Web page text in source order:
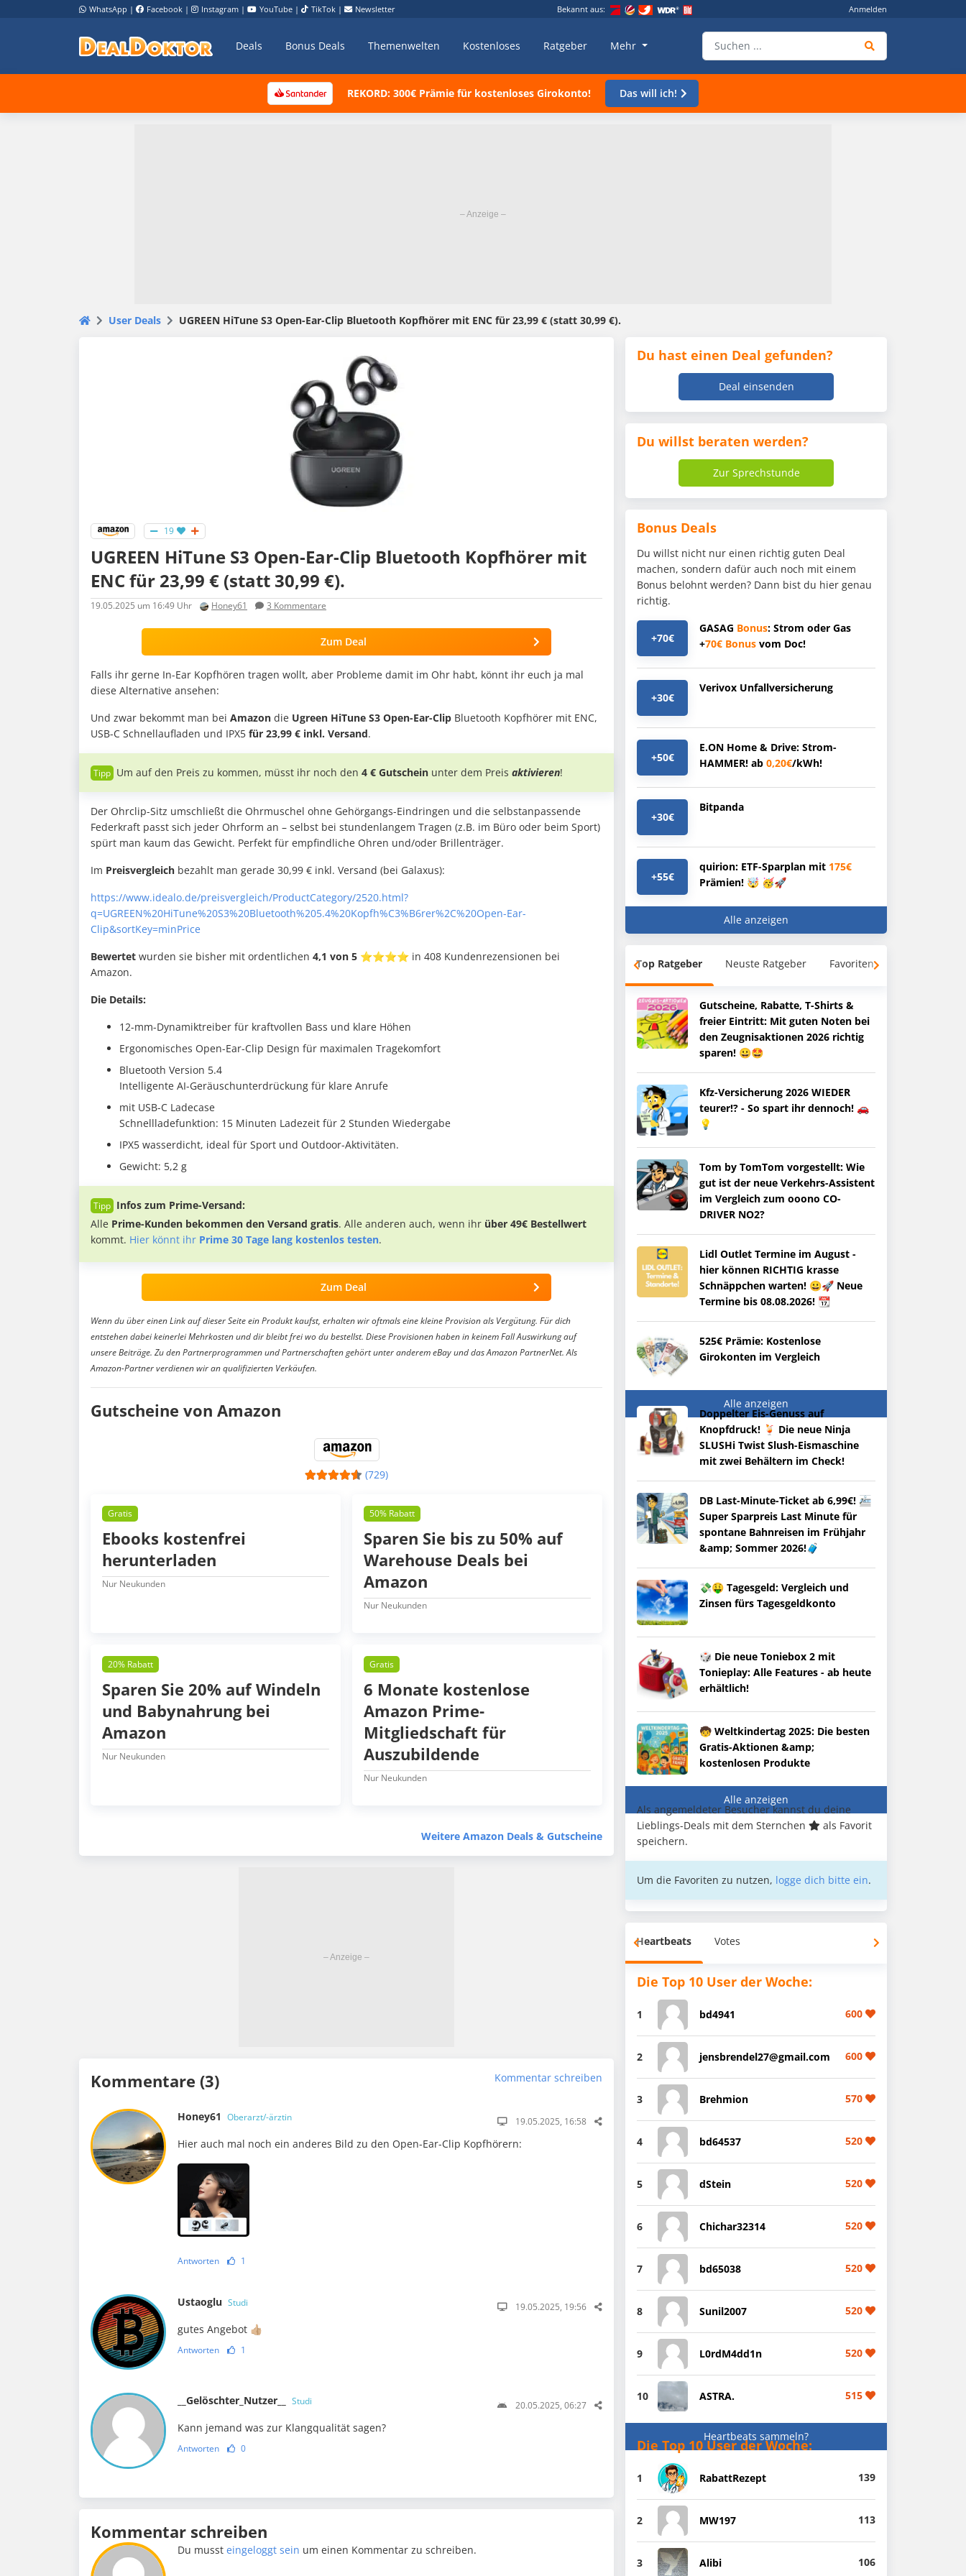
WhatsApp | Facebook | Instagram | YouTube | TikTok | Newsletter Bekannt aus: Anmelden
Deals Bonus Deals Themenwelten Kostenloses Ratgeber Mehr
REKORD: 300€ Prämie für kostenloses Girokonto! Das will ich!
User Deals UGREEN HiTune S3 Open-Ear-Clip Bluetooth Kopfhörer mit ENC für 23,99 € (statt 30,99 €).
19
UGREEN HiTune S3 Open-Ear-Clip Bluetooth Kopfhörer mit
ENC für 23,99 € (statt 30,99 €).
19.05.2025 um 16:49 Uhr Honey61 3 Kommentare
Zum Deal
Falls ihr gerne In-Ear Kopfhören tragen wollt, aber Probleme damit im Ohr habt, könnt ihr euch ja mal
diese Alternative ansehen:
Und zwar bekommt man bei Amazon die Ugreen HiTune S3 Open-Ear-Clip Bluetooth Kopfhörer mit ENC,
USB-C Schnellaufladen und IPX5 für 23,99 € inkl. Versand.
Um auf den Preis zu kommen, müsst ihr noch den 4 € Gutschein unter dem Preis aktivieren!
Der Ohrclip-Sitz umschließt die Ohrmuschel ohne Gehörgangs-Eindringen und die selbstanpassende
Federkraft passt sich jeder Ohrform an – selbst bei stundenlangem Tragen (z.B. im Büro oder beim Sport)
spürt man kaum das Gewicht. Perfekt für empfindliche Ohren und/oder Brillenträger.
Im Preisvergleich bezahlt man gerade 30,99 € inkl. Versand (bei Galaxus):
https://www.idealo.de/preisvergleich/ProductCategory/2520.html?
q=UGREEN%20HiTune%20S3%20Bluetooth%205.4%20Kopfh%C3%B6rer%2C%20Open-Ear-
Clip&sortKey=minPrice
Bewertet wurden sie bisher mit ordentlichen 4,1 von 5 ⭐⭐⭐⭐ in 408 Kundenrezensionen bei
Amazon.
Die Details:
12-mm-Dynamiktreiber für kraftvollen Bass und klare Höhen
Ergonomisches Open-Ear-Clip Design für maximalen Tragekomfort
Bluetooth Version 5.4
Intelligente AI-Geräuschunterdrückung für klare Anrufe
mit USB-C Ladecase
Schnellladefunktion: 15 Minuten Ladezeit für 2 Stunden Wiedergabe
IPX5 wasserdicht, ideal für Sport und Outdoor-Aktivitäten.
Gewicht: 5,2 g
Infos zum Prime-Versand:
Alle Prime-Kunden bekommen den Versand gratis. Alle anderen auch, wenn ihr über 49€ Bestellwert
kommt. Hier könnt ihr Prime 30 Tage lang kostenlos testen.
Zum Deal
Wenn du über einen Link auf dieser Seite ein Produkt kaufst, erhalten wir oftmals eine kleine Provision als Vergütung. Für dich
entstehen dabei keinerlei Mehrkosten und dir bleibt frei wo du bestellst. Diese Provisionen haben in keinem Fall Auswirkung auf
unsere Beiträge. Zu den Partnerprogrammen und Partnerschaften gehört unter anderem eBay und das Amazon PartnerNet. Als
Amazon-Partner verdienen wir an qualifizierten Verkäufen.
Gutscheine von Amazon
(729)
Gratis
Ebooks kostenfrei
herunterladen
Nur Neukunden
50% Rabatt
Sparen Sie bis zu 50% auf
Warehouse Deals bei
Amazon
Nur Neukunden
20% Rabatt
Sparen Sie 20% auf Windeln
und Babynahrung bei
Amazon
Nur Neukunden
Gratis
6 Monate kostenlose
Amazon Prime-
Mitgliedschaft für
Auszubildende
Nur Neukunden
Weitere Amazon Deals & Gutscheine
Kommentare (3) Kommentar schreiben
Honey61 Oberarzt/-ärztin 19.05.2025, 16:58
Hier auch mal noch ein anderes Bild zu den Open-Ear-Clip Kopfhörern:
Antworten 1
Ustaoglu Studi 19.05.2025, 19:56
gutes Angebot 👍🏼
Antworten 1
__Gelöschter_Nutzer__ Studi 20.05.2025, 06:27
Kann jemand was zur Klangqualität sagen?
Antworten 0
Kommentar schreiben
Du mussteingeloggt sein um einen Kommentar zu schreiben.
Du hast einen Deal gefunden?
Deal einsenden
Du willst beraten werden?
Zur Sprechstunde
Bonus Deals
Du willst nicht nur einen richtig guten Deal
machen, sondern dafür auch noch mit einem
Bonus belohnt werden? Dann bist du hier genau
richtig.
+70€
GASAG Bonus: Strom oder Gas
+70€ Bonus vom Doc!
+30€
Verivox Unfallversicherung
+50€
E.ON Home & Drive: Strom-
HAMMER! ab 0,20€/kWh!
+30€
Bitpanda
+55€
quirion: ETF-Sparplan mit 175€
Prämien! 🤯 🥳🚀
Alle anzeigen
Top Ratgeber Neuste Ratgeber Favoriten
Gutscheine, Rabatte, T-Shirts &
freier Eintritt: Mit guten Noten bei
den Zeugnisaktionen 2026 richtig
sparen! 😀🤩
Kfz-Versicherung 2026 WIEDER
teurer!? - So spart ihr dennoch! 🚗
💡
Tom by TomTom vorgestellt: Wie
gut ist der neue Verkehrs-Assistent
im Vergleich zum ooono CO-
DRIVER NO2?
Lidl Outlet Termine im August -
hier können RICHTIG krasse
Schnäppchen warten! 😀🚀 Neue
Termine bis 08.08.2026! 📆
525€ Prämie: Kostenlose
Girokonten im Vergleich
Alle anzeigen
Doppelter Eis-Genuss auf
Knopfdruck! 🍹 Die neue Ninja
SLUSHi Twist Slush-Eismaschine
mit zwei Behältern im Check!
DB Last-Minute-Ticket ab 6,99€! 🚈
Super Sparpreis Last Minute für
spontane Bahnreisen im Frühjahr
&amp; Sommer 2026!🧳
💸🤑 Tagesgeld: Vergleich und
Zinsen fürs Tagesgeldkonto
🎲 Die neue Toniebox 2 mit
Tonieplay: Alle Features - ab heute
erhältlich!
🧒 Weltkindertag 2025: Die besten
Gratis-Aktionen &amp;
kostenlosen Produkte
Alle anzeigen
Als angemeldeter Besucher kannst du deine
Lieblings-Deals mit dem Sternchen
als Favorit
speichern.
Um die Favoriten zu nutzen, logge dich bitte ein.
Heartbeats Votes
Die Top 10 User der Woche:
1 bd4941 600
2 jensbrendel27@gmail.com 600
3 Brehmion 570
4 bd64537 520
5 dStein 520
6 Chichar32314 520
7 bd65038 520
8 Sunil2007 520
9 L0rdM4dd1n 520
10 ASTRA. 515
Heartbeats sammeln?
Die Top 10 User der Woche:
1 RabattRezept 139
2 MW197 113
3 Alibi 106